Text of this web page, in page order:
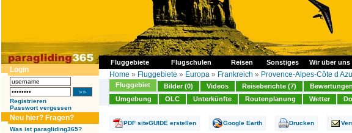
Fluggebiete Flugschulen Reisen Sonstiges Wir über uns
Login
Registrieren
Passwort vergessen
Neu hier? Fragen?
Was ist paragliding365?
Home » Fluggebiete » Europa » Frankreich » Provence-Alpes-Côte d
Fluggebiet Bilder (0) Videos Reiseberichte (7)
Umgebung
OLC Unterkünfte Routenplanung Wetter
PDF siteGUIDE erstellen Google Earth Drucken